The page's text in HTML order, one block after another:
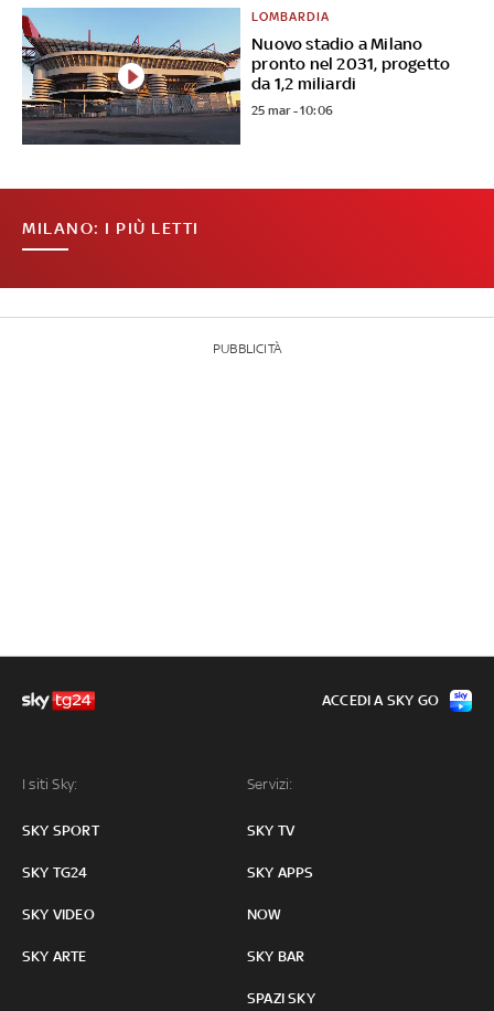
Nuovo stadio a Milano
pronto nel 2031, progetto
da 1,2 miliardi
LOMBARDIA
25 mar - 10:06
MILANO: I PIÙ LETTI
PUBBLICITÀ
I siti Sky:
SKY SPORT
SKY TG24
SKY VIDEO
SKY ARTE
Servizi:
SKY TV
SKY APPS
NOW
SKY BAR
SPAZI SKY
ACCEDI A SKY GO